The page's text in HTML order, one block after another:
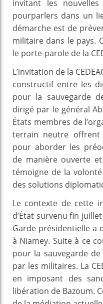
invitant les
pourparlers dans un
démarche est de
militaire dans le pays.
le porte-parole de la
L’invitation de la
constructif entre les
pour la sauvegarde
dirigé par le général
États membres de
terrain neutre offrent
pour aborder les
de manière ouverte
témoigne de la
des solutions
Le contexte de cette
d’État survenu fin
Garde présidentielle a
à Niamey. Suite à ce
pour la sauvegarde
par les militaires. La
en imposant des
libération de Bazoum.